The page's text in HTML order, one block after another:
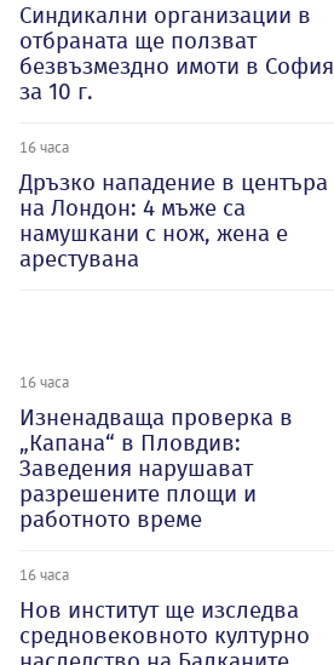
Синдикални организации в
отбраната ще ползват
безвъзмездно имоти в София
за 10 г.
16 часа
Дръзко нападение в центъра
на Лондон: 4 мъже са
намушкани с нож, жена е
арестувана
16 часа
Изненадваща проверка в
„Капана“ в Пловдив:
Заведения нарушават
разрешените площи и
работното време
16 часа
Нов институт ще изследва
средновековното културно